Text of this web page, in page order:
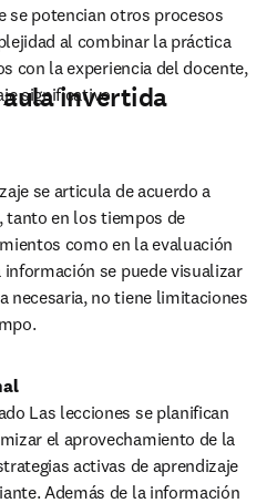
se potencian otros procesos
al combinar la práctica
con la experiencia del docente,
significativo.
invertida
se articula de acuerdo a
tanto en los tiempos de
como en la evaluación
se puede visualizar
necesaria, no tiene limitaciones
Las lecciones se planifican
el aprovechamiento de la
activas de aprendizaje
Además de la información